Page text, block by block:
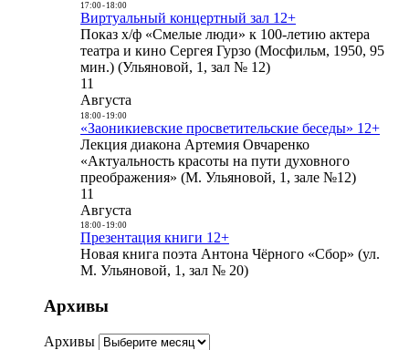
17:00- 18:00
Виртуальный концертный зал 12+
Показ х/ф «Смелые люди» к 100-летию актера
театра и кино Сергея Гурзо (Мосфильм, 1950, 95
мин.) (Ульяновой, 1, зал № 12)
11
Августа
18:00- 19:00
«Заоникиевские просветительские беседы» 12+
Лекция диакона Артемия Овчаренко
«Актуальность красоты на пути духовного
преображения» (М. Ульяновой, 1, зале №12)
11
Августа
18:00- 19:00
Презентация книги 12+
Новая книга поэта Антона Чёрного «Сбор» (ул.
М. Ульяновой, 1, зал № 20)
Архивы
Архивы